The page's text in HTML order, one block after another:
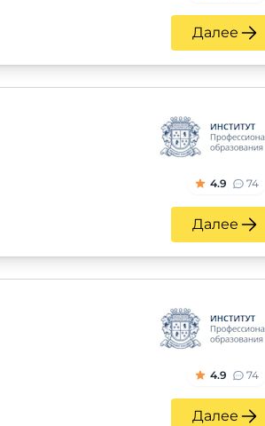
Далее
4.9 74
Далее
4.9 74
Далее